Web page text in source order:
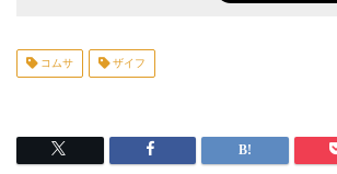
コムサ ザイフ